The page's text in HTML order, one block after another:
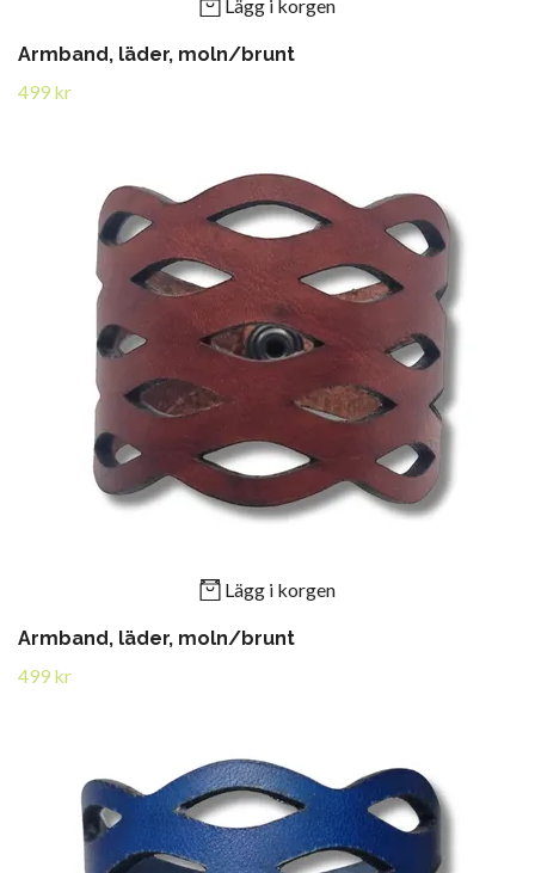
Lägg i korgen
Armband, läder, moln/brunt
499 kr
Lägg i korgen
Armband, läder, moln/brunt
499 kr